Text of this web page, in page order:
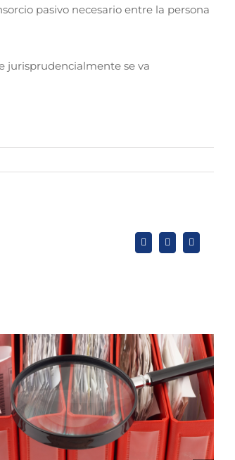
pasivo necesario entre la persona
jurisprudencialmente se va
X LinkedInWhatsApp